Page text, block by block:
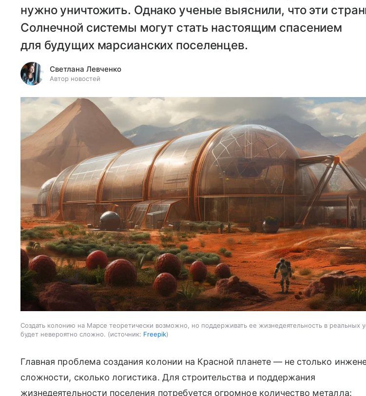
нужно уничтожить. Однако ученые выяснили, что эти
Солнечной системы могут стать настоящим спасением
для будущих марсианских поселенцев.
Светлана Левченко
Автор новостей
Создать колонию на Марсе теоретически возможно, но поддерживать ее жизнедеятельность в реальных
будет невероятно сложно.
источник: Freepik
Главная проблема создания колонии на Красной планете — не столько
сложности, сколько логистика. Для строительства и поддержания
жизнедеятельности поселения потребуется огромное количество металла: